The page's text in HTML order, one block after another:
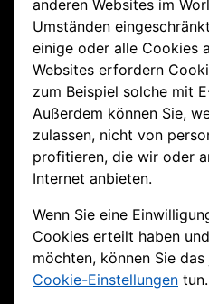
anderen Websites im
Umständen
einige oder alle Cookies
Websites erfordern
zum Beispiel solche mit
Außerdem können Sie,
zulassen, nicht von
profitieren, die wir oder
Internet anbieten.
Wenn Sie eine
Cookies erteilt haben
möchten, können Sie
Cookie-Einstellungen tun.